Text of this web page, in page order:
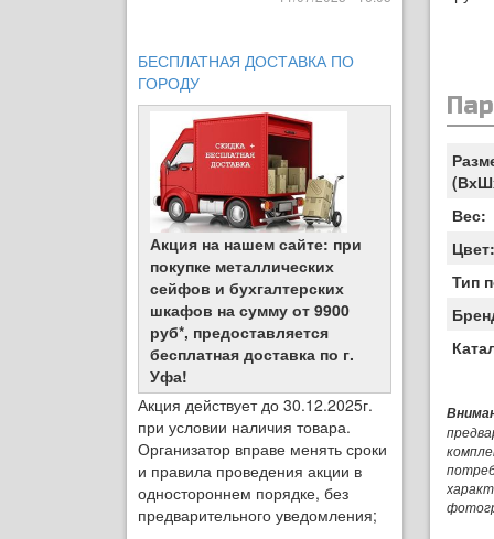
БЕСПЛАТНАЯ ДОСТАВКА ПО
ГОРОДУ
Акция на нашем сайте: при
покупке металлических
сейфов и бухгалтерских
шкафов на сумму от 9900
руб*, предоставляется
бесплатная доставка по г.
Уфа!
Акция действует до 30.12.2025г.
при условии наличия товара.
Организатор вправе менять сроки
и правила проведения акции в
одностороннем порядке, без
предварительного уведомления;
Вес:
Тип